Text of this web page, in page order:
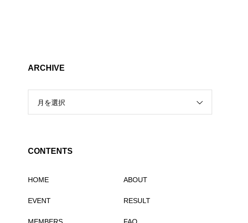
ARCHIVE
月を選択
CONTENTS
HOME ABOUT
EVENT RESULT